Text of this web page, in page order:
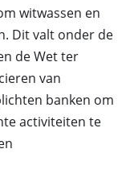
witwassen en
Dit valt onder de
de Wet ter
van
banken om
activiteiten te